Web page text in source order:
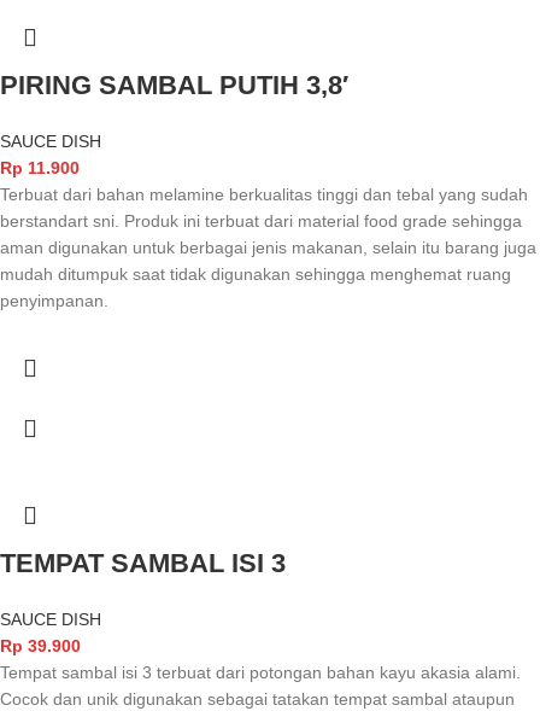
PIRING SAMBAL PUTIH 3,8′
SAUCE DISH
Rp 11.900
Terbuat dari bahan melamine berkualitas tinggi dan tebal yang sudah
berstandart sni. Produk ini terbuat dari material food grade sehingga
aman digunakan untuk berbagai jenis makanan, selain itu barang juga
mudah ditumpuk saat tidak digunakan sehingga menghemat ruang
penyimpanan.
TEMPAT SAMBAL ISI 3
SAUCE DISH
Rp 39.900
Tempat sambal isi 3 terbuat dari potongan bahan kayu akasia alami.
Cocok dan unik digunakan sebagai tatakan tempat sambal ataupun